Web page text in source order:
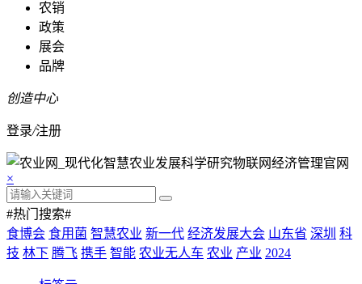
农销
政策
展会
品牌
创造中心
登录/注册
×
#热门搜索#
食博会 食用菌 智慧农业 新一代 经济发展大会 山东省 深圳 科
技 林下 腾飞 携手 智能 农业无人车 农业 产业 2024